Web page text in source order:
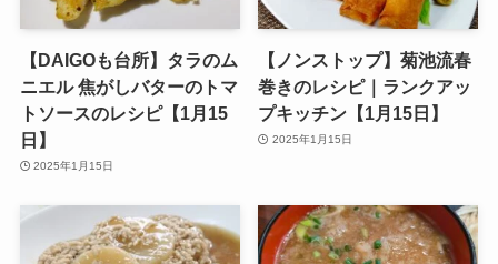
【DAIGOも台所】タラのム
ニエル 焦がしバターのトマ
トソースのレシピ【1月15
日】
2025年1月15日
【ノンストップ】菊池流春
巻きのレシピ｜ランクアッ
プキッチン【1月15日】
2025年1月15日